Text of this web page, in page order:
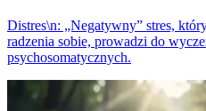
Distres\n: „Negatywny” stres,
radzenia sobie, prowadzi do
psychosomatycznych.